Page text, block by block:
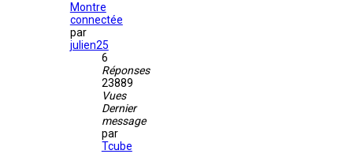
Montre
connectée
par
julien25
6
Réponses
23889
Vues
Dernier
message
par
Tcube